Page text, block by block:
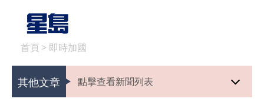
首頁 > 即時加國
其他文章 點擊查看新聞列表